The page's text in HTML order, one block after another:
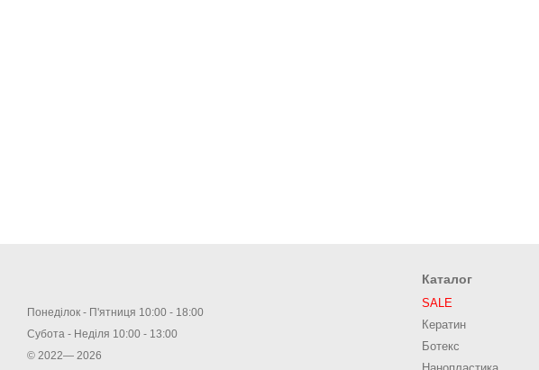
Понеділок - П'ятниця 10:00 - 18:00
Субота - Неділя 10:00 - 13:00
© 2022— 2026
Каталог
SALE
Кератин
Ботекс